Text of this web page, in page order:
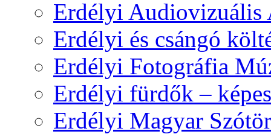
Erdélyi Audiovizuális
Erdélyi és csángó
Erdélyi Fotográfia
Erdélyi fürdők –
Erdélyi Magyar